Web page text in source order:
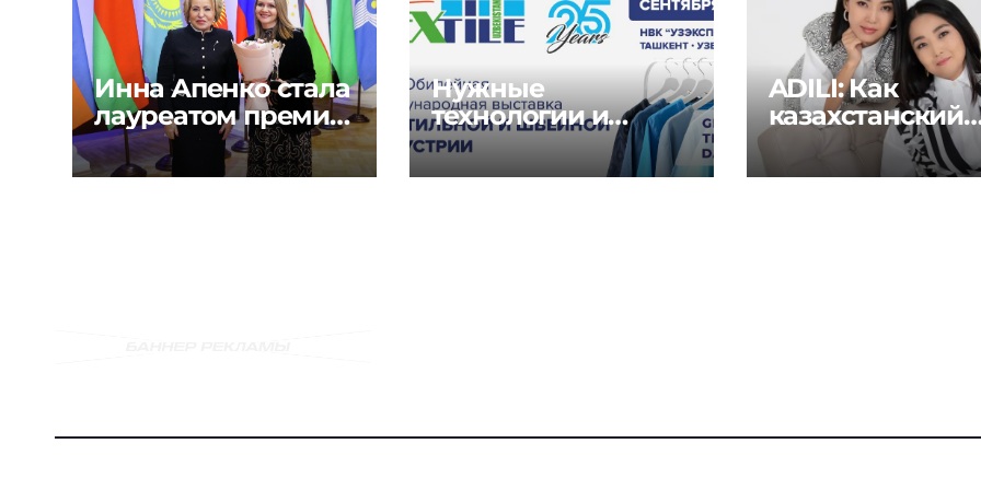
Инна Апенко стала
лауреатом премии
«Содружество
моды» в России
Нужные
технологии и
решения для
текстильной и
ADILI: Как
казахстанский
бренд
традиции и